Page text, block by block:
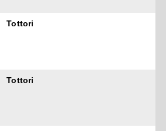
Tottori
Tottori